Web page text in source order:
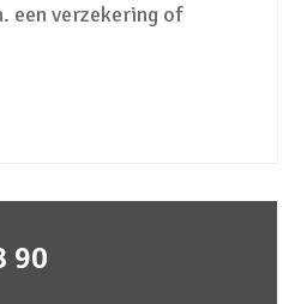
een verzekering of
90